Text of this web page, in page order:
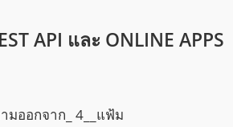
API และ ONLINE APPS
มออกจาก_ 4__แฟ้ม